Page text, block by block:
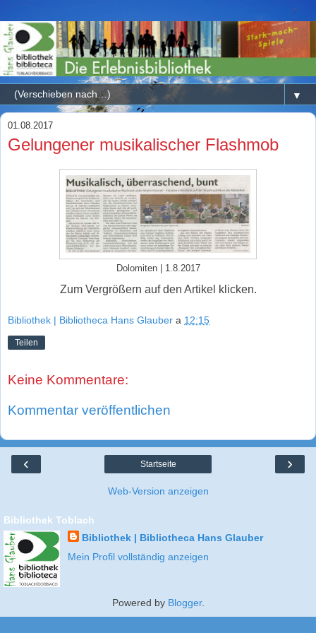
▼
01.08.2017
Gelungener musikalischer Flashmob
Dolomiten | 1.8.2017
Zum Vergrößern auf den Artikel klicken.
Bibliothek | Bibliotheca Hans Glauber a 12:15
Teilen
Keine Kommentare:
Kommentar veröffentlichen
‹ ›
Startseite
Web-Version anzeigen
Bibliothek Toblach
Bibliothek | Bibliotheca Hans Glauber
Mein Profil vollständig anzeigen
Powered by Blogger.